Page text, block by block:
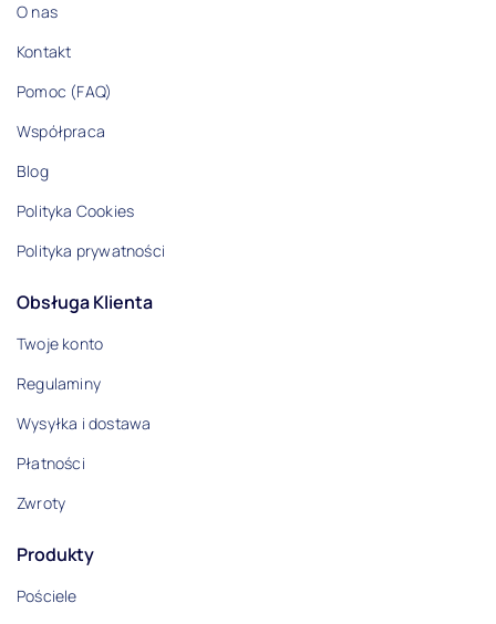
O nas
Kontakt
Pomoc (FAQ)
Współpraca
Blog
Polityka Cookies
Polityka prywatności
Obsługa Klienta
Twoje konto
Regulaminy
Wysyłka i dostawa
Płatności
Zwroty
Produkty
Pościele